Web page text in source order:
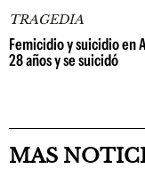
TRAGEDIA
Femicidio y suicidio en
28 años y se suicidó
MAS